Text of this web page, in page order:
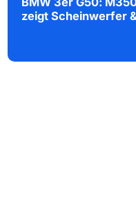
zeigt Scheinwerfer